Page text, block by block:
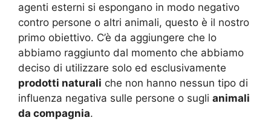
agenti esterni si espongano in modo negativo
contro persone o altri animali, questo è il nostro
primo obiettivo. C’è da aggiungere che lo
abbiamo raggiunto dal momento che abbiamo
deciso di utilizzare solo ed esclusivamente
prodotti naturali che non hanno nessun tipo di
influenza negativa sulle persone o sugli animali
da compagnia.